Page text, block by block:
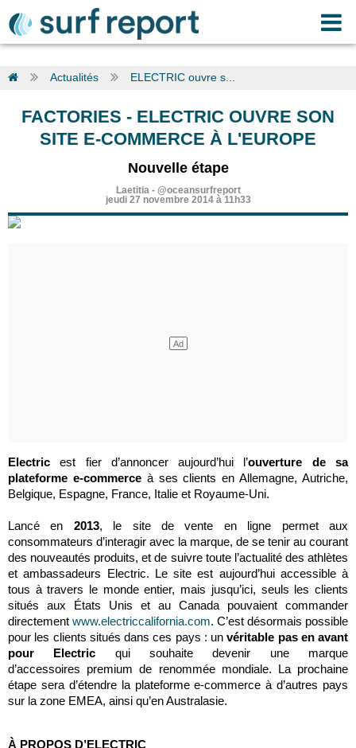
Actualités ELECTRIC ouvre s...
FACTORIES - ELECTRIC OUVRE SON
SITE E-COMMERCE À L'EUROPE
Nouvelle étape
Laetitia- @oceansurfreport
jeudi 27 novembre 2014 à 11h33
Electric est fier d’annoncer aujourd’hui l’ouverture de sa
plateforme e-commerceà ses clients en Allemagne, Autriche,
Belgique, Espagne, France, Italie et Royaume-Uni.
Lancé en 2013, le site de vente en ligne permet aux
consommateurs d’interagir avec la marque, de se tenir au courant
des nouveautés produits, et de suivre toute l’actualité des athlètes
et ambassadeurs Electric. Le site est aujourd’hui accessible à
tous à travers le monde entier, mais jusqu’ici, seuls les clients
situés aux États Unis et au Canada pouvaient commander
directement www.electriccalifornia.com. C’est désormais possible
pour les clients situés dans ces pays : unvéritable pas en avant
pour Electric qui souhaite devenir une marque
d’accessoires premium de renommée mondiale. La prochaine
étape sera d’étendre la plateforme e-commerce à d’autres pays
sur la zone EMEA, ainsi qu’en Australasie.
À PROPOS D’ELECTRIC